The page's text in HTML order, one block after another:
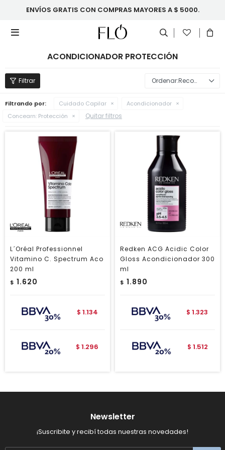
ENVÍOS GRATIS CON COMPRAS MAYORES A $ 5000.

ACONDICIONADOR PROTECCIÓN
Recomendados
Filtrando por: Cuidado Capilar
Acondicionador
Concearn: Protección Quitar filtros
L´Oréal Professionnel
Vitamino C. Spectrum Aco
200 ml
$ 1.620
$ 1.134
$ 1.296
Redken ACG Acidic Color
Gloss Acondicionador 300
ml
$ 1.890
$ 1.323
$ 1.512
Newsletter
¡Suscribite y recibí todas nuestras novedades!